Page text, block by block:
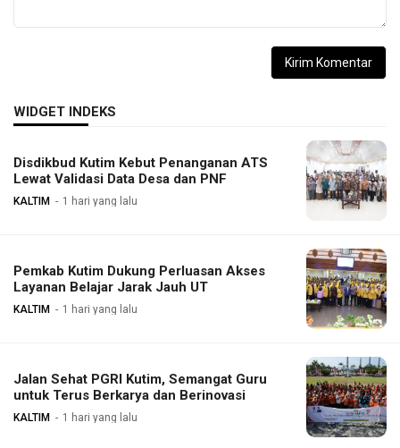
WIDGET INDEKS
Disdikbud Kutim Kebut Penanganan ATS
Lewat Validasi Data Desa dan PNF
KALTIM 1 hari yang lalu
Pemkab Kutim Dukung Perluasan Akses
Layanan Belajar Jarak Jauh UT
KALTIM 1 hari yang lalu
Jalan Sehat PGRI Kutim, Semangat Guru
untuk Terus Berkarya dan Berinovasi
KALTIM 1 hari yang lalu